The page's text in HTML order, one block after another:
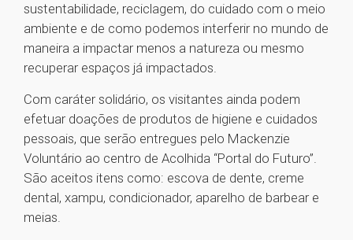
sustentabilidade, reciclagem, do cuidado com o meio
ambiente e de como podemos interferir no mundo de
maneira a impactar menos a natureza ou mesmo
recuperar espaços já impactados.
Com caráter solidário, os visitantes ainda podem
efetuar doações de produtos de higiene e cuidados
pessoais, que serão entregues pelo Mackenzie
Voluntário ao centro de Acolhida “Portal do Futuro”.
São aceitos itens como: escova de dente, creme
dental, xampu, condicionador, aparelho de barbear e
meias.